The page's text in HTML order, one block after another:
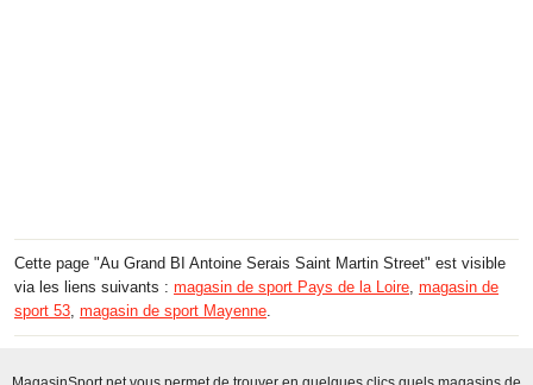
Cette page "Au Grand BI Antoine Serais Saint Martin Street" est visible
via les liens suivants : magasin de sport Pays de la Loire magasin de
sport 53 magasin de sport Mayenne